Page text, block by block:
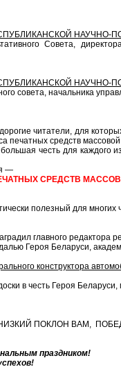
НАУЧНО-
Со­ве­та,
НАУЧНО-
совета, на­чаль­ни­ка
чи­та­те­ли, для
пе­чат­ных средств
честь для
—
СРЕДСТВ
полезный для многих
главного редактора
Героя Беларуси,
конструктора
в честь Героя Беларуси,
НИЗКИЙ ПОКЛОН ВАМ,
праздником!